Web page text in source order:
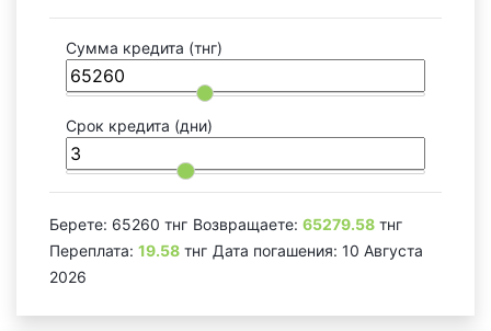
Сумма кредита (тнг)
Срок кредита (дни)
Берете: 65260 тнг Возвращаете: 65279.58 тнг
Переплата: 19.58 тнг Дата погашения: 10 Августа
2026